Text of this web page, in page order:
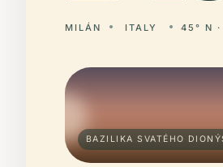
MILÁN ITALY 45° N ·
BAZILIKA SVATÉHO